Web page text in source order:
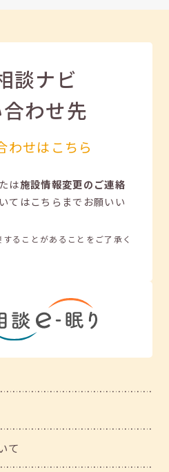
談ナビ
わせ先
わせはこちら
は施設情報変更のご連絡
てはこちらまでお願いい
ることがあることをご了承く
て